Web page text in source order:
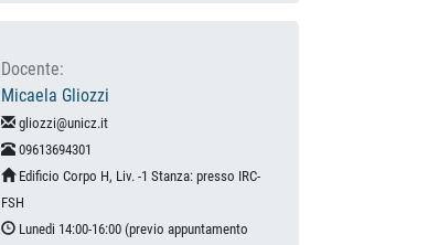
Docente:
Micaela Gliozzi
gliozzi@unicz.it
09613694301
Edificio Corpo H, Liv. -1 Stanza: presso IRC-
FSH
Lunedi 14:00-16:00 (previo appuntamento